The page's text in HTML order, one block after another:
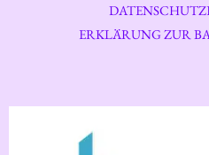
ERKLÄRUNG ZUR